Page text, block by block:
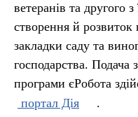
ветеранів та другого
створення й
закладки саду та
господарства. Подача
програми єРобота
портал Дія
.